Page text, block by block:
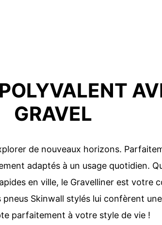
GRAVEL
de nouveaux horizons.
adaptés à un usage quotidien.
en ville, le Gravelliner est votre
Skinwall stylés lui confèrent
parfaitement à votre style de vie !